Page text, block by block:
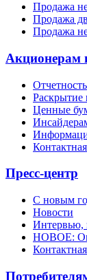
Продажа
Продажа
Продажа
Акционерам
Отчетность
Ценные
Пресс-центр
С новым
Новости
Интервью,
НОВОЕ: